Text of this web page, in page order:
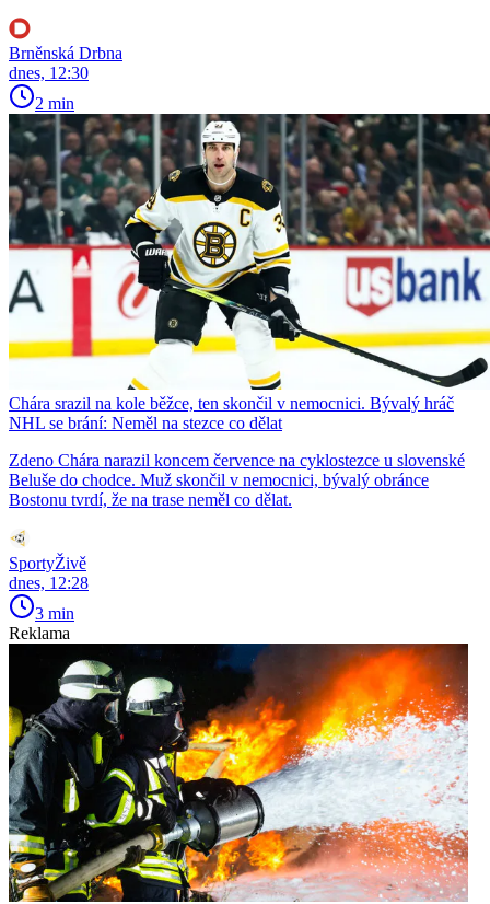
Brněnská Drbna
dnes, 12:30
2 min
Chára srazil na kole běžce, ten skončil v nemocnici. Bývalý hráč
NHL se brání: Neměl na stezce co dělat
Zdeno Chára narazil koncem července na cyklostezce u slovenské
Beluše do chodce. Muž skončil v nemocnici, bývalý obránce
Bostonu tvrdí, že na trase neměl co dělat.
SportyŽivě
dnes, 12:28
3 min
Reklama